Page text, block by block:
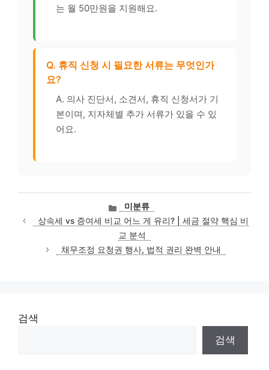
는 월 50만원을 지원해요.
Q. 휴직 신청 시 필요한 서류는 무엇인가
요?
A. 의사 진단서, 소견서, 휴직 신청서가 기
본이며, 지자체별 추가 서류가 있을 수 있
어요.
카
테
고
리
미분류
상속세 vs 증여세 비교 어느 게 유리? | 세금 절약 핵심 비
교 분석
채무조정 요청권 행사, 법적 권리 완벽 안내
검색
검색